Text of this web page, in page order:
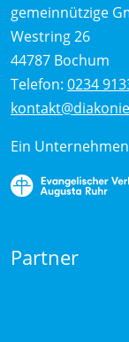
gemeinnützige
Westring 26
44787 Bochum
Telefon: 0234
Ein
Partner